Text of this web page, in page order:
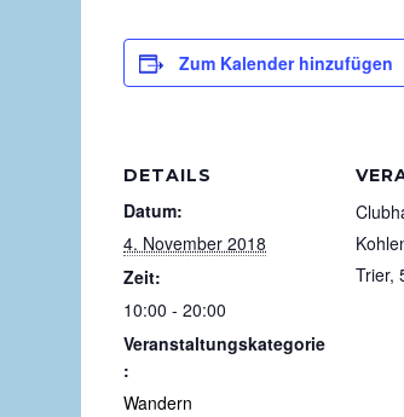
Zum Kalender hinzufügen
DETAILS
Datum:
4. November 2018
Zeit:
10:00 - 20:00
Veranstaltungskategorie
:
Wandern
Trier,